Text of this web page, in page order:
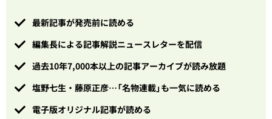
最新記事が発売前に読める
編集長による記事解説ニュースレターを配信
過去10年7,000本以上の記事アーカイブが読み放題
塩野七生・藤原正彦…「名物連載」も一気に読める
電子版オリジナル記事が読める